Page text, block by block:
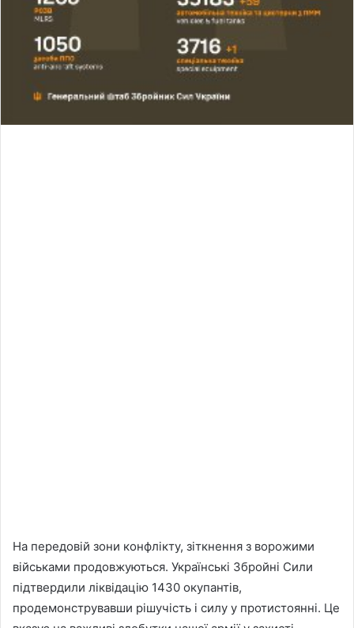
На передовій зони конфлікту, зіткнення з ворожими
військами продовжуються. Українські Збройні Сили
підтвердили ліквідацію 1430 окупантів,
продемонструвавши рішучість і силу у протистоянні. Це